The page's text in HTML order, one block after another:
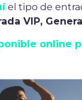
el tipo de
VIP,
online